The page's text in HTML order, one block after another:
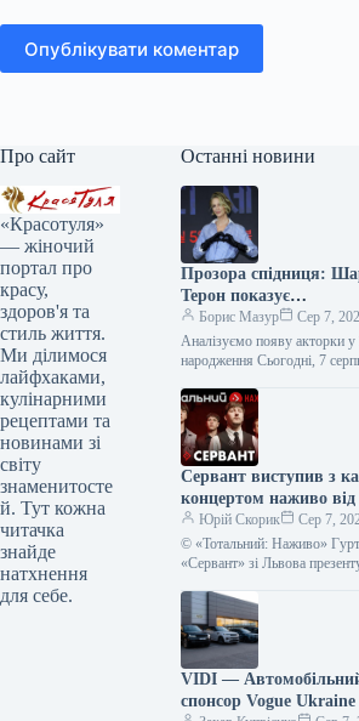
Опублікувати коментар
Про сайт
«Красотуля»
— жіночий
портал про
красу,
здоров'я та
стиль життя.
Ми ділимося
лайфхаками,
кулінарними
рецептами та
новинами зі
світу
знаменитосте
й. Тут кожна
читачка
знайде
натхнення
для себе.
Останні новини
Прозора спідниця:
Терон показує
найвідважніший тренд
року
Борис Мазур
Сер 7,
Аналізуємо появу акторки у
народження Сьогодні, 7
чудова нагода звернути
Сервант виступив з
концертом наживо від
опору ССО – фото,
Юрій Скорик
Сер 7,
© «Тотальний: Наживо» Гурт
«Сервант» зі Львова
«Тотальний: Наживо». Запис
створений на підтримку…
VIDI —
спонсор Vogue Ukraine